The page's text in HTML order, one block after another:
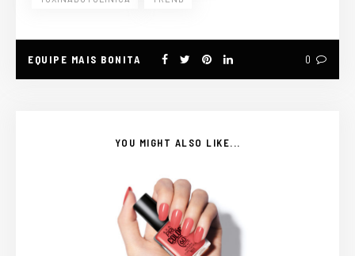
EQUIPE MAIS BONITA 0
YOU MIGHT ALSO LIKE...